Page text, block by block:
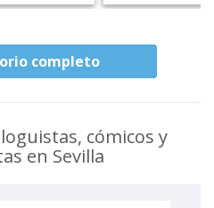
completo
cómicos y
en Sevilla